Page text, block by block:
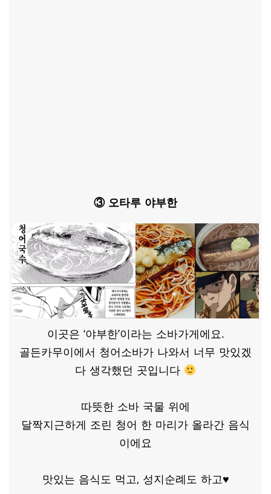
③ 오타루 야부한
이곳은 ‘야부한’이라는 소바가게에요.
골든카무이에서 청어소바가 나와서 너무 맛있겠
다 생각했던 곳입니다
따뜻한 소바 국물 위에
달짝지근하게 조린 청어 한 마리가 올라간 음식
이에요
맛있는 음식도 먹고, 성지순례도 하고♥